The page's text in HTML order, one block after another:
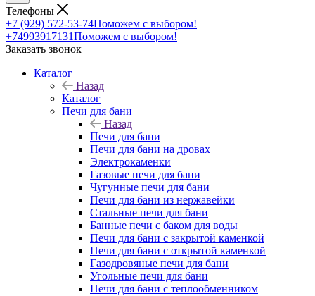
Телефоны
+7 (929) 572-53-74Поможем с выбором!
+74993917131Поможем с выбором!
Заказать звонок
Каталог
Назад
Каталог
Печи для бани
Назад
Печи для бани
Печи для бани на дровах
Электрокаменки
Газовые печи для бани
Чугунные печи для бани
Печи для бани из нержавейки
Стальные печи для бани
Банные печи с баком для воды
Печи для бани с закрытой каменкой
Печи для бани с открытой каменкой
Газодровяные печи для бани
Угольные печи для бани
Печи для бани с теплообменником